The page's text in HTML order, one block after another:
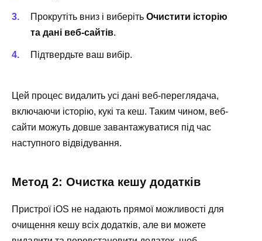
Прокрутіть вниз і виберіть Очистити історію
та дані веб-сайтів.
Підтвердьте ваш вибір.
Цей процес видалить усі дані веб-переглядача,
включаючи історію, кукі та кеш. Таким чином, веб-
сайти можуть довше завантажуватися під час
наступного відвідування.
Метод 2: Очистка кешу додатків
Пристрої iOS не надають прямої можливості для
очищення кешу всіх додатків, але ви можете